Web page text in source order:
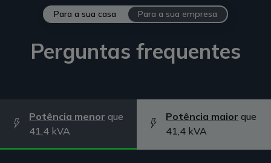
Para a sua casa Para a sua empresa
Perguntas frequentes
Potência menor que
41,4 kVA
Potência maior que
41,4 kVA